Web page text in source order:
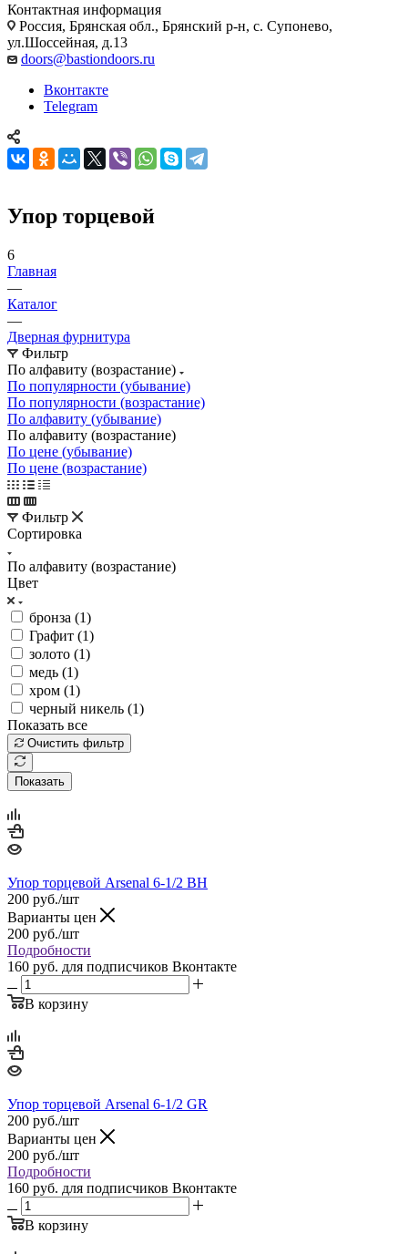
Контактная информация
Россия, Брянская обл., Брянский р-н, с. Супонево,
ул.Шоссейная, д.13
doors@bastiondoors.ru
Вконтакте
Telegram
Упор торцевой
6
Главная
—
Каталог
—
Дверная фурнитура
Фильтр
По алфавиту (возрастание)
По популярности (убывание)
По популярности (возрастание)
По алфавиту (убывание)
По алфавиту (возрастание)
По цене (убывание)
По цене (возрастание)
Фильтр
Сортировка
По алфавиту (возрастание)
Цвет
бронза (1)
Графит (1)
золото (1)
медь (1)
хром (1)
черный никель (1)
Показать все
Очистить фильтр
Показать
Упор торцевой Arsenal 6-1/2 BH
200 руб./шт
Варианты цен
200 руб./шт
Подробности
160 руб. для подписчиков Вконтакте
В корзину
Упор торцевой Arsenal 6-1/2 GR
200 руб./шт
Варианты цен
200 руб./шт
Подробности
160 руб. для подписчиков Вконтакте
В корзину